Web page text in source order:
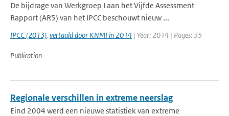
De bijdrage van Werkgroep I aan het Vijfde Assessment
Rapport (AR5) van het IPCC beschouwt nieuw ...
IPCC (2013), vertaald door KNMI in 2014 | Year: 2014 | Pages: 35
Publication
Regionale verschillen in extreme neerslag
Eind 2004 werd een nieuwe statistiek van extreme